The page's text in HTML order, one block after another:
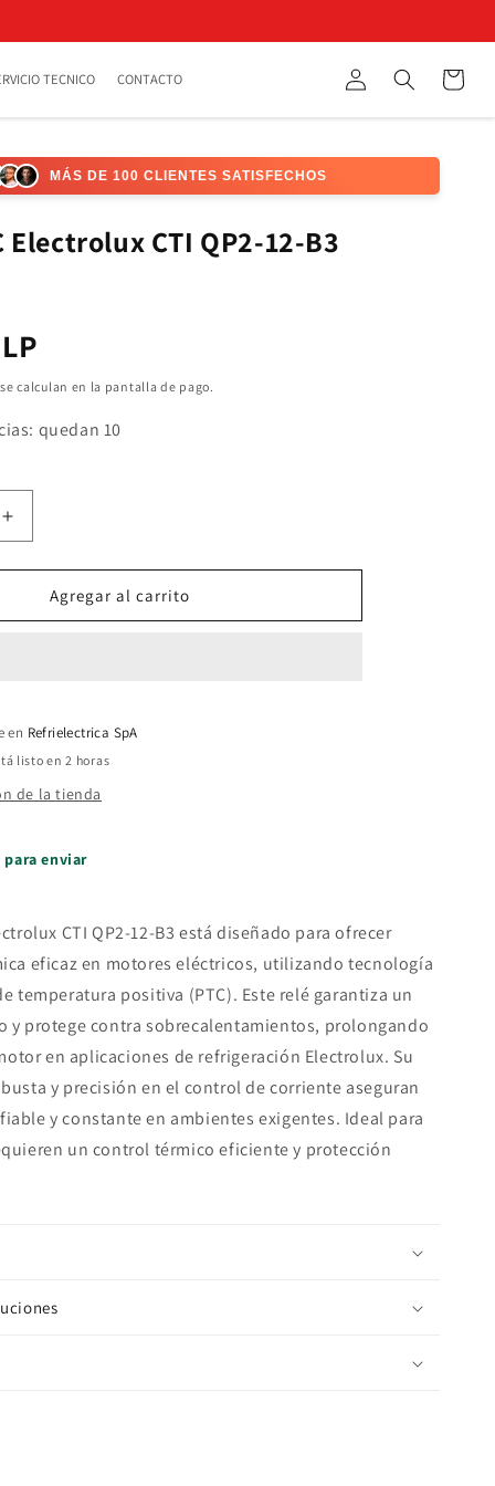
TECNICO CONTACTO
Iniciar
sesión
Búsqueda Carrito
MÁS DE 100 CLIENTES SATISFECHOS
Electrolux CTI QP2-12-B3
calculan en la pantalla de pago.
quedan 10
Aumentar
cantidad
para
Relay
PTC
B3
Agregar al carrito
en Refrielectrica SpA
listo en 2 horas
de la tienda
enviar
CTI QP2-12-B3 está diseñado para ofrecer
eficaz en motores eléctricos, utilizando tecnología
temperatura positiva (PTC). Este relé garantiza un
y protege contra sobrecalentamientos, prolongando
en aplicaciones de refrigeración Electrolux. Su
y precisión en el control de corriente aseguran
y constante en ambientes exigentes. Ideal para
un control térmico eficiente y protección